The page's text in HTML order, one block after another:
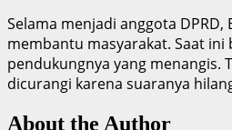
Selama menjadi anggota DPRD,
membantu masyarakat. Saat ini
pendukungnya yang menangis.
dicurangi karena suaranya
About the Author